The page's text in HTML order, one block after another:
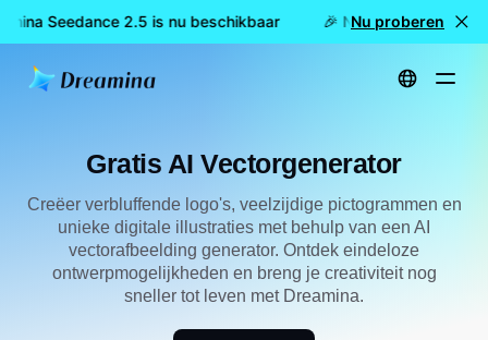
Seedance 2.5 is nu beschikbaar 🎉 Nieuw model LIVE:
Nu proberen
Start Hulpmiddelen Gratis AI Vector Generator
Gratis AI Vectorgenerator
Creëer verbluffende logo's, veelzijdige pictogrammen en
unieke digitale illustraties met behulp van een AI
vectorafbeelding generator. Ontdek eindeloze
ontwerpmogelijkheden en breng je creativiteit nog
sneller tot leven met Dreamina.